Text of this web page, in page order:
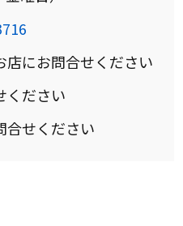
にお問合せください
ください
合せください